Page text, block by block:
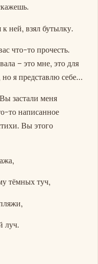
ней, взял бутылку.
что-то прочесть.
– это мне, это для
я представлю себе…
застали меня
то написанное
Вы этого
тёмных туч,
луч.